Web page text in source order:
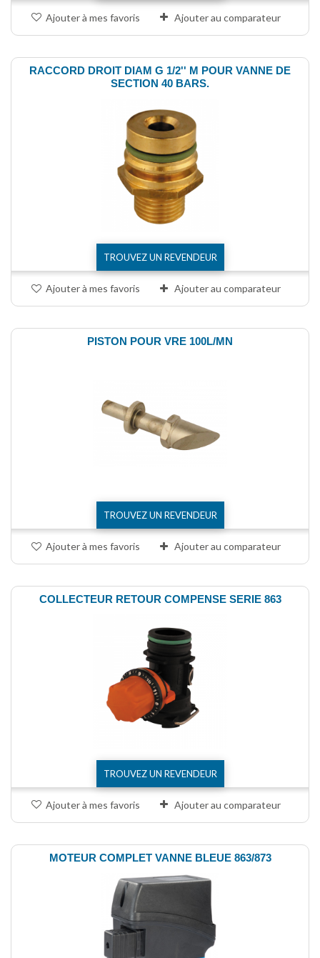
Ajouter à mes favoris Ajouter au comparateur
RACCORD DROIT DIAM G 1/2'' M POUR VANNE DE
SECTION 40 BARS.
TROUVEZ UN REVENDEUR
Ajouter à mes favoris Ajouter au comparateur
PISTON POUR VRE 100L/MN
TROUVEZ UN REVENDEUR
Ajouter à mes favoris Ajouter au comparateur
COLLECTEUR RETOUR COMPENSE SERIE 863
TROUVEZ UN REVENDEUR
Ajouter à mes favoris Ajouter au comparateur
MOTEUR COMPLET VANNE BLEUE 863/873